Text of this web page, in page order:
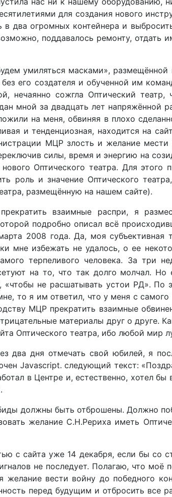
для создания нового
в два огромных контейнера и
поддавалось ремонту, отдать
умиляться масками»,
его создателя и обученной им
нечаянно сожгла Оптический
мной за двадцать лет
на меня, обвиняя в плохо
и тенденциозная, находится на
МЦР злость и желание
силы, время и энергию на
Оптического театра. Для
роль и значение Оптического
размещённую на нашем сайте).
взаимные распри, я
подробно описал всё
2008 года. Да, моя субъективная
мне избежать не удалось, о ее
терпеливого человека. За три
на то, что так долго молчал. Но
«чтобы не расшатывать устои РД».
то я им ответил, что у меня с
МЦР прекратить взаимные
материалы друг о
Оптического театра, ибо любой мир
два дня отмечать свой юбилей, я
Javascript. следующий текст:
в Центре и, естественно, хотел
должны быть отброшены. Должно
желание С.Н.Рериха иметь
с сайта уже 14 декабря, если бы
не последует. Полагаю, что
вести войну до победного
перед будущим и отбросить